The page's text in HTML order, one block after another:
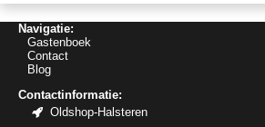
Navigatie:
Gastenboek
Contact
Blog
Contactinformatie:
Oldshop-Halsteren